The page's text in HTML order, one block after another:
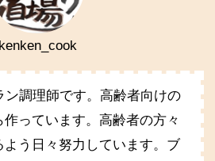
kenken_cook
ン調理師です。高齢者向けの
っています。高齢者の方々
う日々努力しています。ブ